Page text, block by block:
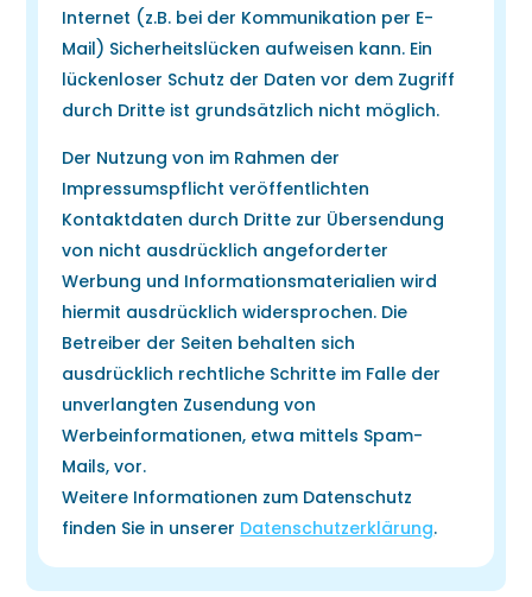
Internet (z.B. bei der Kommunikation per E-
Mail) Sicherheitslücken aufweisen kann. Ein
lückenloser Schutz der Daten vor dem Zugriff
durch Dritte ist grundsätzlich nicht möglich.
Der Nutzung von im Rahmen der
Impressumspflicht veröffentlichten
Kontaktdaten durch Dritte zur Übersendung
von nicht ausdrücklich angeforderter
Werbung und Informationsmaterialien wird
hiermit ausdrücklich widersprochen. Die
Betreiber der Seiten behalten sich
ausdrücklich rechtliche Schritte im Falle der
unverlangten Zusendung von
Werbeinformationen, etwa mittels Spam-
Mails, vor.
Weitere Informationen zum Datenschutz
finden Sie in unserer Datenschutzerklärung.